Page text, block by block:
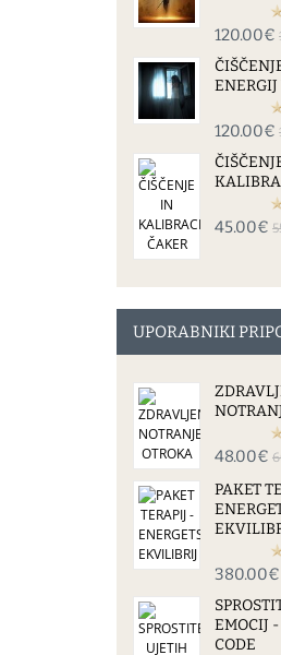
120.00€
ENERGIJ
120.00€
45.00€
UPORABNIKI
48.00€
PAKET
380.00€
EMOCIJ
CODE